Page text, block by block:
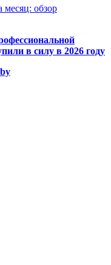
месяц: обзор
в силу в 2026 году